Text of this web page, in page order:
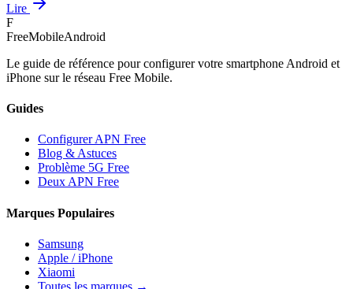
Lire
F
FreeMobileAndroid
Le guide de référence pour configurer votre smartphone Android et
iPhone sur le réseau Free Mobile.
Guides
Configurer APN Free
Blog & Astuces
Problème 5G Free
Deux APN Free
Marques Populaires
Samsung
Apple / iPhone
Xiaomi
Toutes les marques →